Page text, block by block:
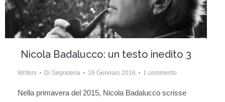
Nicola Badalucco: un testo inedito 3
Writers Di Segreteria 16 Gennaio 2016 1 commento
Nella primavera del 2015, Nicola Badalucco scrisse